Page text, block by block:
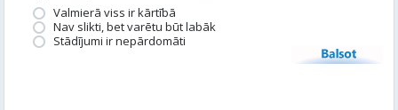
Valmierā viss ir kārtībā
Nav slikti, bet varētu būt labāk
Stādījumi ir nepārdomāti
Balsot